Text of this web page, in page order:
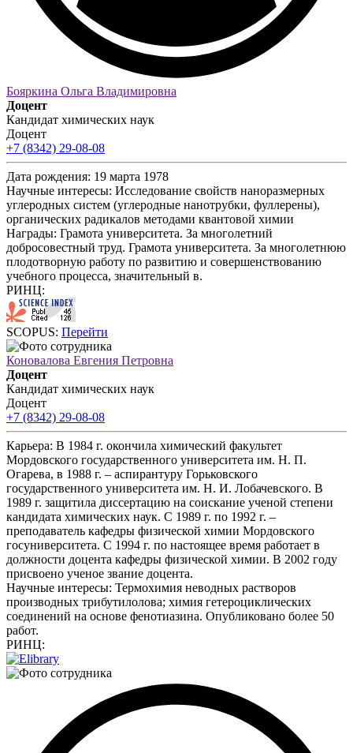
Бояркина Ольга Владимировна
Доцент
Кандидат химических наук
Доцент
+7 (8342) 29-08-08
Дата рождения: 19 марта 1978
Научные интересы: Исследование свойств наноразмерных
углеродных систем (углеродные нанотрубки, фуллерены),
органических радикалов методами квантовой химии
Награды: Грамота университета. За многолетний
добросовестный труд. Грамота университета. За многолетнюю
плодотворную работу по развитию и совершенствованию
учебного процесса, значительный в.
РИНЦ:
SCOPUS: Перейти
Коновалова Евгения Петровна
Доцент
Кандидат химических наук
Доцент
+7 (8342) 29-08-08
Карьера: В 1984 г. окончила химический факультет
Мордовского государственного университета им. Н. П.
Огарева, в 1988 г. – аспирантуру Горьковского
государственного университета им. Н. И. Лобачевского. В
1989 г. защитила диссертацию на соискание ученой степени
кандидата химических наук. С 1989 г. по 1992 г. –
преподаватель кафедры физической химии Мордовского
госуниверситета. С 1994 г. по настоящее время работает в
должности доцента кафедры физической химии. В 2002 году
присвоено ученое звание доцента.
Научные интересы: Термохимия неводных растворов
производных трибутилолова; химия гетероциклических
соединений на основе фенотиазина. Опубликовано более 50
работ.
РИНЦ: